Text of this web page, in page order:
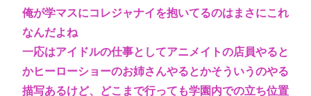
俺が学マスにコレジャナイを抱いてるのはまさにこれ
なんだよね
一応はアイドルの仕事としてアニメイトの店員やると
かヒーローショーのお姉さんやるとかそういうのやる
描写あるけど、どこまで行っても学園内での立ち位置